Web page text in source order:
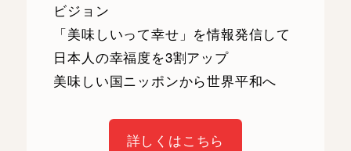
ビジョン
「美味しいって幸せ」を情報発信して
日本人の幸福度を3割アップ
美味しい国ニッポンから世界平和へ
詳しくはこちら